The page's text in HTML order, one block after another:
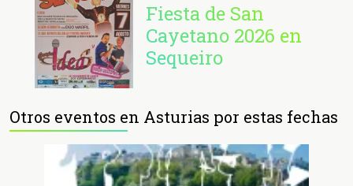
Fiesta de San
Cayetano 2026 en
Sequeiro
Otros eventos en Asturias por estas fechas